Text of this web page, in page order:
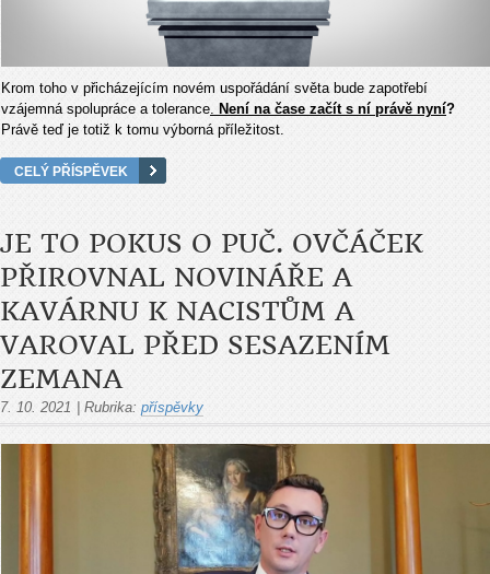
Krom toho v přicházejícím novém uspořádání světa bude zapotřebí
vzájemná spolupráce a tolerance. Není na čase začít s ní právě nyní?
Právě teď je totiž k tomu výborná příležitost.
CELÝ PŘÍSPĚVEK
JE TO POKUS O PUČ. OVČÁČEK
PŘIROVNAL NOVINÁŘE A
KAVÁRNU K NACISTŮM A
VAROVAL PŘED SESAZENÍM
ZEMANA
7. 10. 2021 Rubrika: příspěvky